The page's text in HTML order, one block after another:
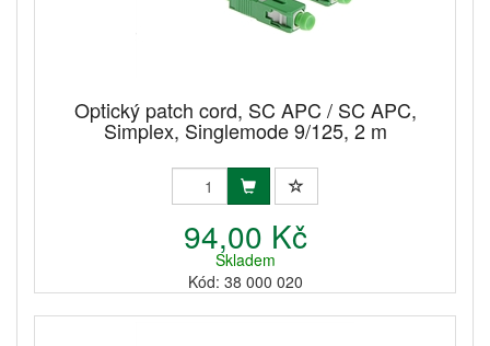
Optický patch cord, SC APC / SC APC,
Simplex, Singlemode 9/125, 2 m
94,00 Kč
Skladem
Kód: 38 000 020